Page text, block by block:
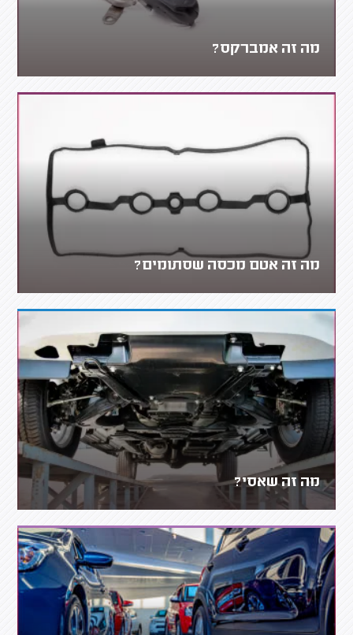
מה זה אמברקס?
מה זה אטם מכסה שסתומים?
מה זה שאסי?